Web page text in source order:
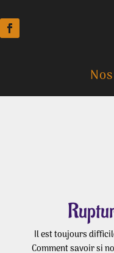
Il est toujours
Comment savoir si